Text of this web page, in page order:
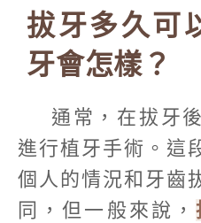
拔牙多久可
牙會怎樣？
通常，在拔牙
進行植牙手術。這
個人的情況和牙齒
同，但一般來說，